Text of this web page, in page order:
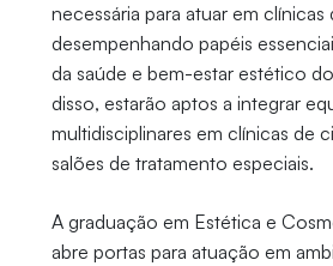
necessária para atuar em clínicas
desempenhando papéis
da saúde e bem-estar estético
disso, estarão aptos a integrar
multidisciplinares em clínicas de
salões de tratamento especiais.
A graduação em Estética e
abre portas para atuação em